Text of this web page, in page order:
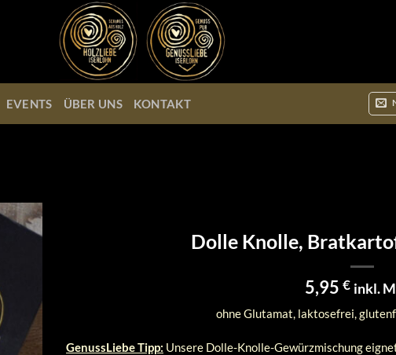
EVENTS ÜBER UNS KONTAKT
Dolle Knolle,
5,95 € inkl.
ohne Glutamat, laktosefrei,
GenussLiebe Tipp: Unsere Dolle-Knolle-Gewürzmischung